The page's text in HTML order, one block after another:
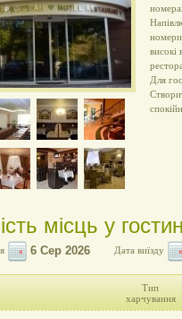
номери
Для
місць у
Дата виїзду
Тип
харчування